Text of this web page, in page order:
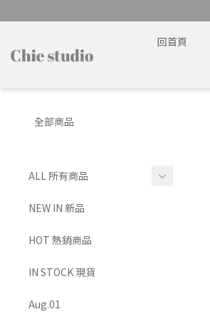
回首頁
全部商品
ALL 所有商品
TOP 上身
DRESS 洋裝
NEW IN 新品
HOT 熱銷商品
IN STOCK 現貨
Aug.01